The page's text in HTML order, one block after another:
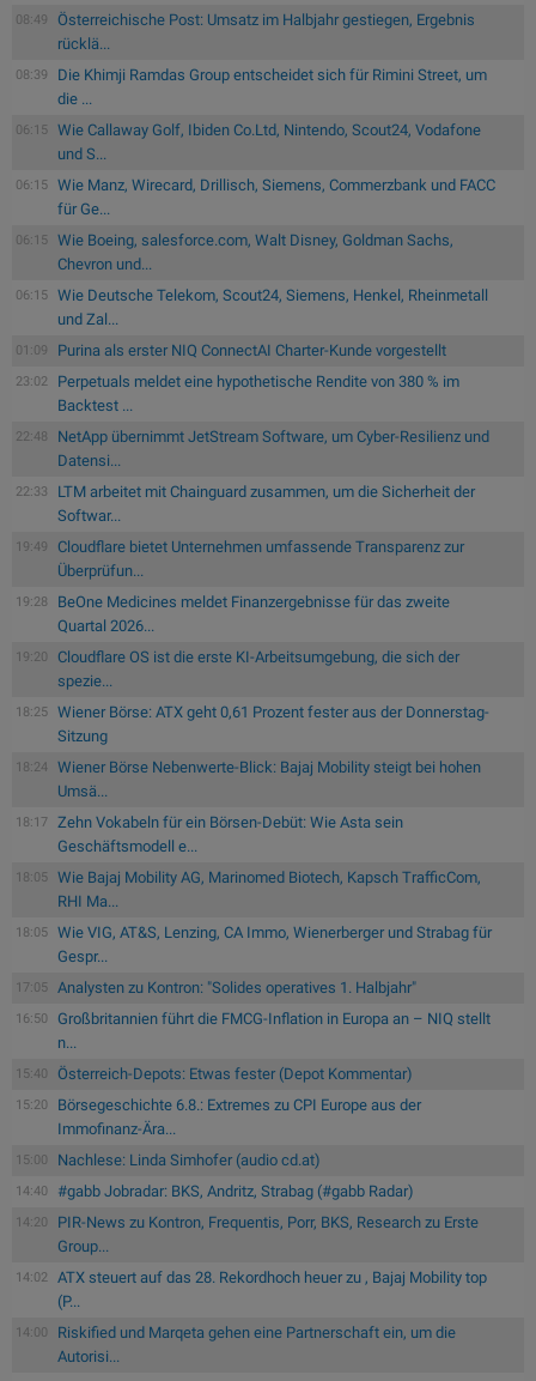
08:49
Österreichische Post: Umsatz im Halbjahr gestiegen, Ergebnis
rücklä...
08:39
Die Khimji Ramdas Group entscheidet sich für Rimini Street, um
die ...
06:15
Wie Callaway Golf, Ibiden Co.Ltd, Nintendo, Scout24, Vodafone
und S...
06:15
Wie Manz, Wirecard, Drillisch, Siemens, Commerzbank und FACC
für Ge...
06:15
Wie Boeing, salesforce.com, Walt Disney, Goldman Sachs,
Chevron und...
06:15
Wie Deutsche Telekom, Scout24, Siemens, Henkel, Rheinmetall
und Zal...
01:09 Purina als erster NIQ ConnectAI Charter-Kunde vorgestellt
23:02
Perpetuals meldet eine hypothetische Rendite von 380 % im
Backtest ...
22:48
NetApp übernimmt JetStream Software, um Cyber-Resilienz und
Datensi...
22:33
LTM arbeitet mit Chainguard zusammen, um die Sicherheit der
Softwar...
19:49
Cloudflare bietet Unternehmen umfassende Transparenz zur
Überprüfun...
19:28
BeOne Medicines meldet Finanzergebnisse für das zweite
Quartal 2026...
19:20
Cloudflare OS ist die erste KI-Arbeitsumgebung, die sich der
spezie...
18:25
Wiener Börse: ATX geht 0,61 Prozent fester aus der Donnerstag-
Sitzung
18:24
Wiener Börse Nebenwerte-Blick: Bajaj Mobility steigt bei hohen
Umsä...
18:17
Zehn Vokabeln für ein Börsen-Debüt: Wie Asta sein
Geschäftsmodell e...
18:05
Wie Bajaj Mobility AG, Marinomed Biotech, Kapsch TrafficCom,
RHI Ma...
18:05
Wie VIG, AT&S, Lenzing, CA Immo, Wienerberger und Strabag für
Gespr...
17:05 Analysten zu Kontron: "Solides operatives 1. Halbjahr"
16:50
Großbritannien führt die FMCG-Inflation in Europa an – NIQ stellt
n...
15:40 Österreich-Depots: Etwas fester (Depot Kommentar)
15:20
Börsegeschichte 6.8.: Extremes zu CPI Europe aus der
Immofinanz-Ära...
15:00 Nachlese: Linda Simhofer (audio cd.at)
14:40 #gabb Jobradar: BKS, Andritz, Strabag (#gabb Radar)
14:20
PIR-News zu Kontron, Frequentis, Porr, BKS, Research zu Erste
Group...
14:02
ATX steuert auf das 28. Rekordhoch heuer zu , Bajaj Mobility top
(P...
14:00
Riskified und Marqeta gehen eine Partnerschaft ein, um die
Autorisi...